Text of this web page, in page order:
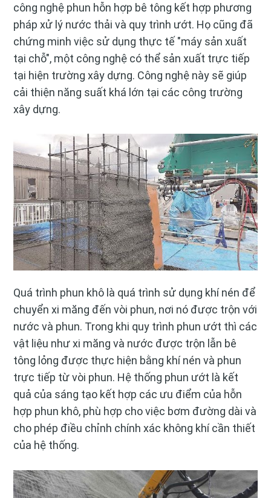
công nghệ phun hỗn hợp bê tông kết hợp phương
pháp xử lý nước thải và quy trình ướt. Họ cũng đã
chứng minh việc sử dụng thực tế "máy sản xuất
tại chỗ", một công nghệ có thể sản xuất trực tiếp
tại hiện trường xây dựng. Công nghệ này sẽ giúp
cải thiện năng suất khá lớn tại các công trường
xây dựng.
Quá trình phun khô là quá trình sử dụng khí nén để
chuyển xi măng đến vòi phun, nơi nó được trộn với
nước và phun. Trong khi quy trình phun ướt thì các
vật liệu như xi măng và nước được trộn lẫn bê
tông lỏng được thực hiện bằng khí nén và phun
trực tiếp từ vòi phun. Hệ thống phun ướt là kết
quả của sáng tạo kết hợp các ưu điểm của hỗn
hợp phun khô, phù hợp cho việc bơm đường dài và
cho phép điều chỉnh chính xác không khí cần thiết
của hệ thống.